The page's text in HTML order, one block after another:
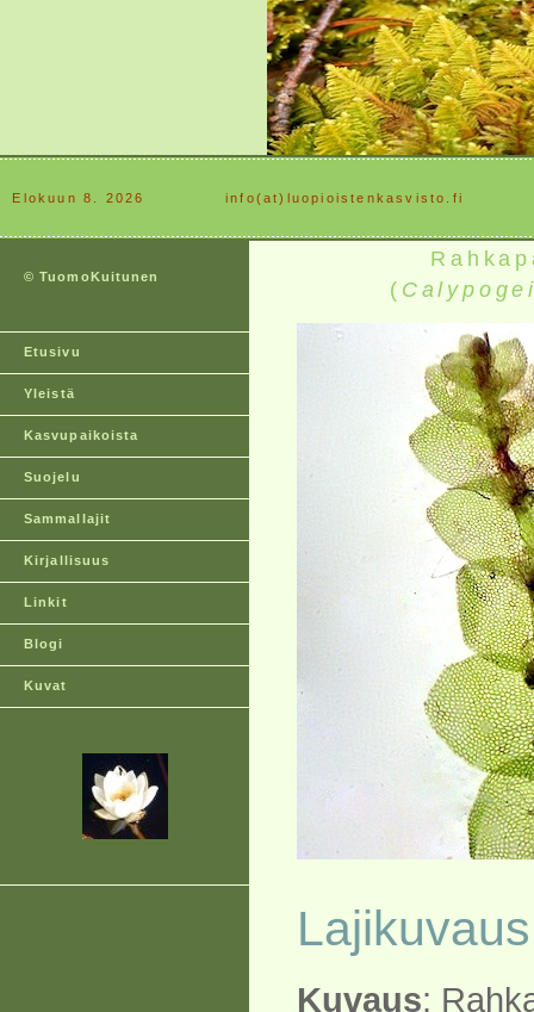
Elokuun 8. 2026 ............info(at)luopioistenkasvisto.fi
© TuomoKuitunen
Etusivu
Yleistä
Kasvupaikoista
Suojelu
Sammallajit
Kirjallisuus
Linkit
Blogi
Kuvat
(
Lajikuvaus
Kuvaus: